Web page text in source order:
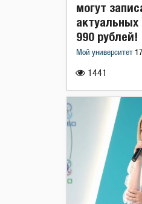
1441
могут
актуальных
990 рублей!
Мой университет